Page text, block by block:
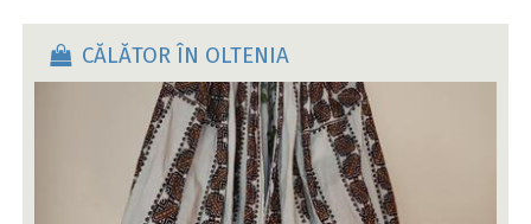
CĂLĂTOR ÎN OLTENIA